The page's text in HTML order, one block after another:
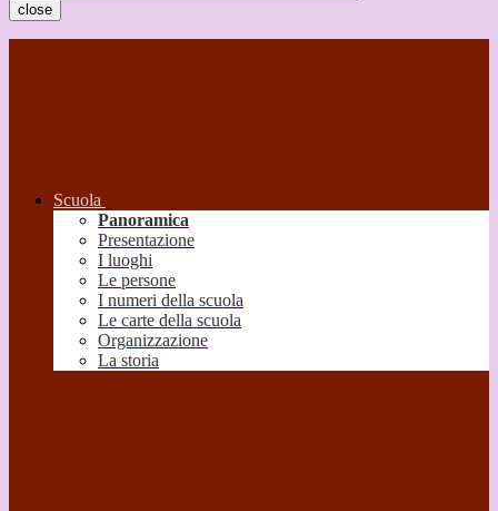
close
Scuola
Panoramica
Presentazione
I luoghi
Le persone
I numeri della scuola
Le carte della scuola
Organizzazione
La storia